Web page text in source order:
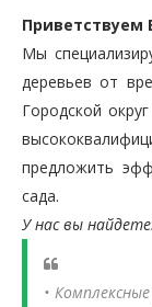
Приветствуем
Мы
деревьев от
Городской
предложить
сада.
У нас вы
•